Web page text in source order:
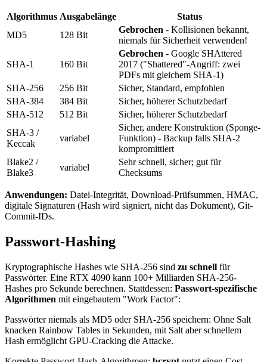
Algorithmus Ausgabelänge
Status
MD5
128 Bit
Gebrochen - Kollisionen bekannt,
niemals für Sicherheit verwenden!
SHA-1 160 Bit
Gebrochen - Google SHAttered
2017 ("Shattered"-Angriff: zwei
PDFs mit gleichem SHA-1)
SHA-256
256 Bit
Sicher, Standard, empfohlen
SHA-384
384 Bit
Sicher, höherer Schutzbedarf
SHA-512
512 Bit
Sicher, höherer Schutzbedarf
SHA-3 /
Keccak
variabel
Sicher, andere Konstruktion (Sponge-
Funktion) - Backup falls SHA-2
kompromittiert
Blake2 /
Blake3
variabel
Sehr schnell, sicher; gut für
Checksums
Anwendungen: Datei-Integrität, Download-Prüfsummen, HMAC,
digitale Signaturen (Hash wird signiert, nicht das Dokument), Git-
Commit-IDs.
Passwort-Hashing
Kryptographische Hashes wie SHA-256 sind zu schnell für
Passwörter. Eine RTX 4090 kann 100+ Milliarden SHA-256-
Hashes pro Sekunde berechnen. Stattdessen: Passwort-spezifische
Algorithmen mit eingebautem "Work Factor":
Passwörter niemals als MD5 oder SHA-256 speichern: Ohne Salt
knacken Rainbow Tables in Sekunden, mit Salt aber schnellem
Hash ermöglicht GPU-Cracking die Attacke.